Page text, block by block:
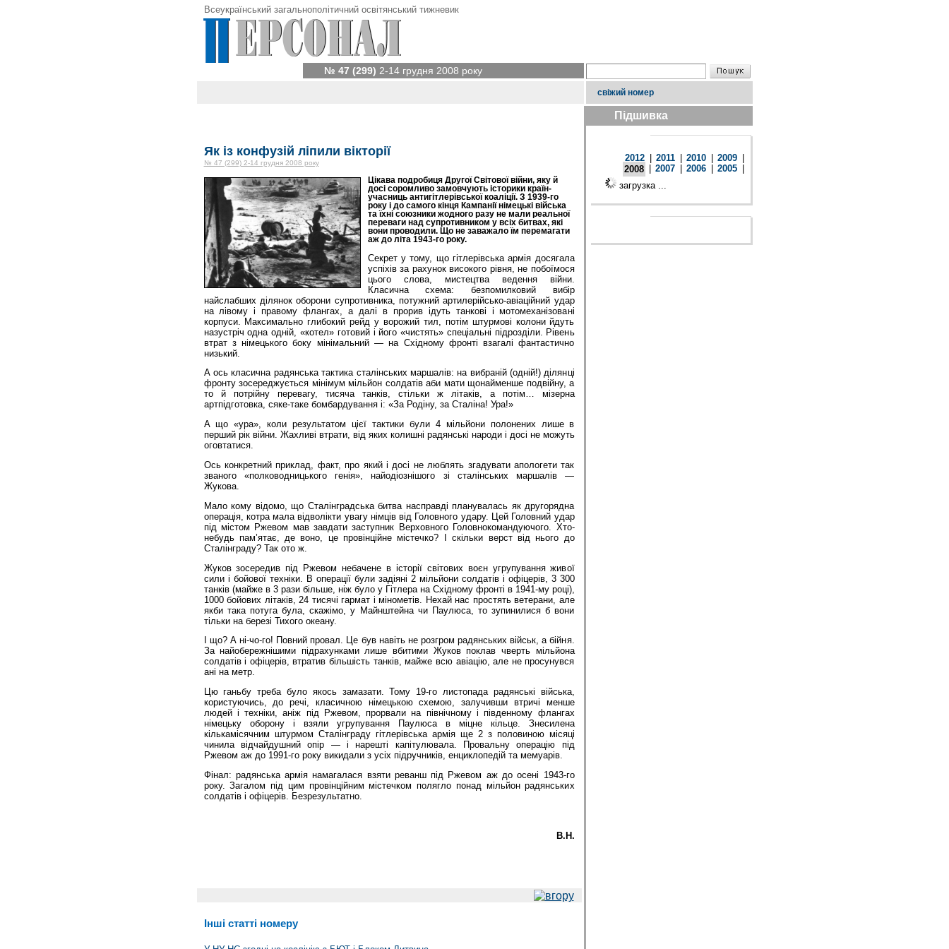
Всеукраїнський загальнополітичний освітянський тижневик
№ 47 (299) 2-14 грудня 2008 року
свіжий номер
Як із конфузій ліпили вікторії
№ 47 (299) 2-14 грудня 2008 року
Цікава подробиця Другої Світової війни, яку й
досі соромливо замовчують історики країн-
учасниць антигітлерівської коаліції. З 1939-го
року і до самого кінця Кампанії німецькі війська
та їхні союзники жодного разу не мали реальної
переваги над супротивником у всіх битвах, які
вони проводили. Що не заважало їм перемагати
аж до літа 1943-го року.
Секрет у тому, що гіт­лерівська армія досягала
успіхів за рахунок високого рівня, не побоїмося
цього слова, мистецтва ведення війни.
Класична схема: безпомилковий вибір
найслабших ділянок оборони супротивника, потужний артилерійсько-авіаційний удар
на лівому і правому флангах, а далі в прорив ідуть танкові і мотомеханізовані
корпуси. Максимально глибокий рейд у ворожий тил, потім штурмові колони йдуть
назустріч одна одній, «котел» готовий і його «чистять» спеціальні підрозділи. Рівень
втрат з німецького боку мінімальний — на Східному фронті взагалі фантастично
низький.
А ось класична радянська тактика сталінських маршалів: на вибраній (одній!) ділянці
фронту зосереджується мінімум мільйон солдатів аби мати щонайменше подвійну, а
то й потрійну перевагу, тисяча танків, стільки ж літаків, а потім… мізерна
артпідготовка, сяке-таке бомбардування і: «За Родіну, за Сталіна! Ура!»
А що «ура», коли результатом цієї тактики бу­ли 4 мільйони полонених лише в
перший рік війни. Жахливі втрати, від яких колишні радянські народи і досі не можуть
оговтатися.
Ось конкретний приклад, факт, про який і досі не люблять згадувати апологети так
званого «полководницького генія», найодіознішого зі сталінських маршалів —
Жукова.
Мало кому відомо, що Сталінградська битва насправді планувалась як другорядна
операція, котра мала відволікти увагу німців від Головного удару. Цей Головний удар
під містом Ржевом мав завдати заступник Верховного Головнокомандуючого. Хто-
небудь пам’ятає, де воно, це провінційне містечко? І скільки верст від нього до
Сталінграду? Так ото ж.
Жуков зосередив під Ржевом небачене в історії світових воєн угрупування живої
сили і бойової техніки. В операції були задіяні 2 мільйони солдатів і офіцерів, 3 300
танків (майже в 3 рази більше, ніж було у Гітлера на Східному фронті в 1941-му році),
1000 бойових літаків, 24 тисячі гармат і мінометів. Нехай нас простять ветерани, але
якби така потуга була, скажімо, у Майнштейна чи Паулюса, то зупинилися б вони
тільки на березі Тихого океану.
І що? А ні-чо-го! Повний провал. Це був навіть не розгром радянських військ, а бійня.
За найобережнішими підрахунками лише вбитими Жуков поклав чверть мільйона
солдатів і офіцерів, втратив більшість танків, майже всю авіацію, але не просунувся
ані на метр.
Цю ганьбу треба було якось замазати. Тому 19-го листопада радянські війська,
користуючись, до речі, класичною німецькою схемою, залучивши втричі менше
людей і техніки, аніж під Ржевом, прорвали на північному і південному флангах
німецьку оборону і взяли угрупування Паулюса в міцне кільце. Знесилена
кількамісячним штурмом Сталінграду гітлерівська армія ще 2 з половиною місяці
чинила відчайдушний опір — і нарешті капітулювала. Провальну операцію під
Ржевом аж до 1991-го року викидали з усіх підручників, енциклопедій та мемуарів.
Фінал: радянська армія намагалася взяти реванш під Ржевом аж до осені 1943-го
року. Загалом під цим провінційним містечком полягло понад міль­йон радянських
солдатів і офіцерів. Безрезультатно.
В.Н.
Інші статті номеру
Підшивка
2012 2011 2010 2009
2008
2007 2006 2005
загрузка ...